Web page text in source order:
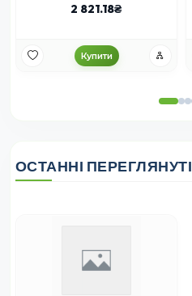
2 821.18
Купити
ОСТАННІ